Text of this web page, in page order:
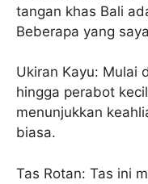
tangan khas Bali
Beberapa yang
Ukiran Kayu: Mulai
hingga perabot
menunjukkan
biasa.
Tas Rotan: Tas ini